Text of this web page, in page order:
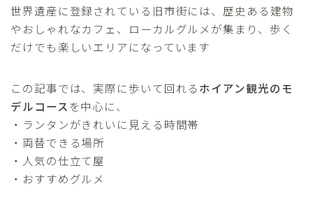
世界遺産に登録されている旧市街には、歴史ある建物
やおしゃれなカフェ、ローカルグルメが集まり、歩く
だけでも楽しいエリアになっています
この記事では、実際に歩いて回れる ホイアン観光のモ
デルコース を中心に、
・ランタンがきれいに見える時間帯
・両替できる場所
・人気の仕立て屋
・おすすめグルメ